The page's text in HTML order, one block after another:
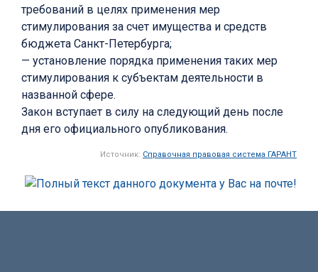
требований в целях применения мер
стимулирования за счет имущества и средств
бюджета Санкт-Петербурга;
— установление порядка применения таких мер
стимулирования к субъектам деятельности в
названной сфере.
Закон вступает в силу на следующий день после
дня его официального опубликования.
Источник: Справочная правовая система ГАРАНТ